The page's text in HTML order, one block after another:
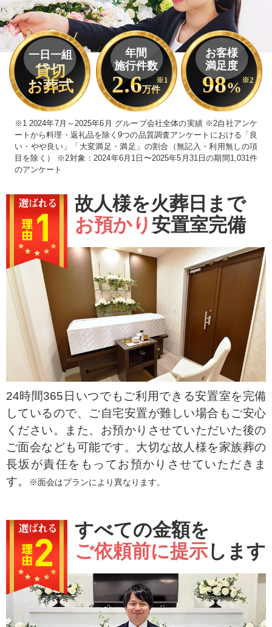
一日一組
貸切
お葬式
年間
施行件数
2.6万件
※1
お客様
満足度
98% ※2
※1 2024年7月～2025年6月 グループ会社全体の実績 ※2自社アンケ
ートから料理・返礼品を除く9つの品質調査アンケートにおける「良
い・やや良い」「大変満足・満足」の割合（無記入・利用無しの項
目を除く） ※2対象：2024年6月1日〜2025年5月31日の期間1,031件
のアンケート
故人様を火葬日まで
お預かり 安置室完備
24時間365日いつでもご利用できる安置室を完備
しているので、ご自宅安置が難しい場合もご安心
ください。また、お預かりさせていただいた後の
ご面会なども可能です。大切な故人様を家族葬の
長坂が責任をもってお預かりさせていただきま
す。
※面会はプランにより異なります。
すべての金額を
ご依頼前に提示します